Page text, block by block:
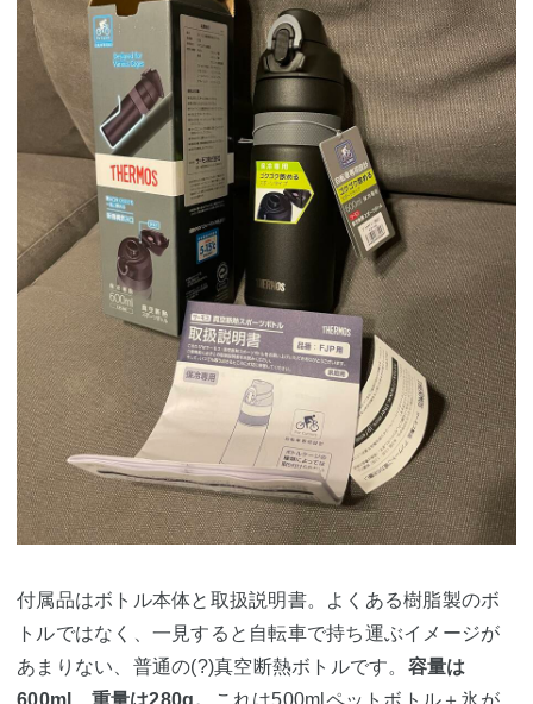
付属品はボトル本体と取扱説明書。よくある樹脂製のボ
トルではなく、一見すると自転車で持ち運ぶイメージが
あまりない、普通の(?)真空断熱ボトルです。 容量は
600ml、重量は280g。
これは500mlペットボトル＋氷が